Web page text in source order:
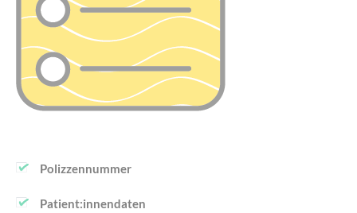
Polizzennummer
Patient:innendaten